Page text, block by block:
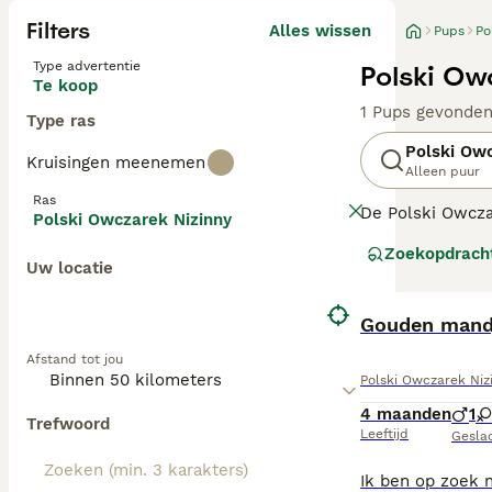
Filters Alles wissen
Type advertentie
Te koop
Type ras
Kruisingen meenemen
Ras
Polski Owczarek Nizinny
Uw locatie
Afstand tot jou
Trefwoord
Pups
Polski
1 Pups gevonden
Polski
Alleen puur
De Polski
Gouden
Polski Owczarek
4 maanden
Leeftijd
1